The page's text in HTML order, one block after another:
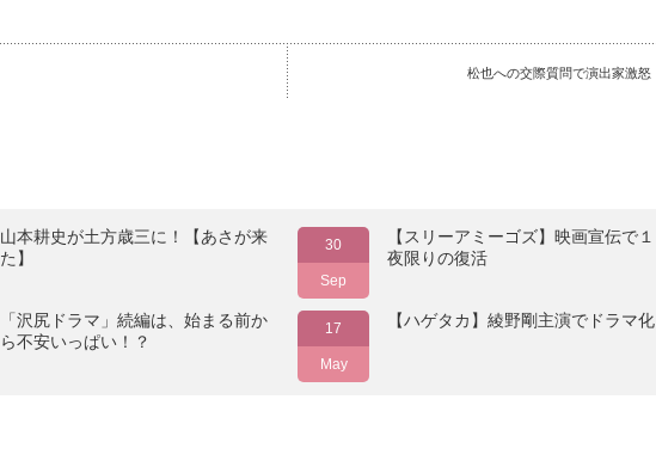
松也への交際質問で演出家激怒
山本耕史が土方歳三に！【あさが来
た】
30
Sep
【スリーアミーゴズ】映画宣伝で１
夜限りの復活
「沢尻ドラマ」続編は、始まる前か
ら不安いっぱい！？
17
May
【ハゲタカ】綾野剛主演でドラマ化